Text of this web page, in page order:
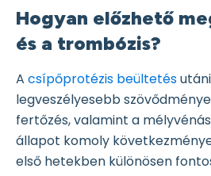
Hogyan előzhető
és a trombózis?
A csípőprotézis beültetés
legveszélyesebb
fertőzés, valamint a
állapot komoly
első hetekben különösen